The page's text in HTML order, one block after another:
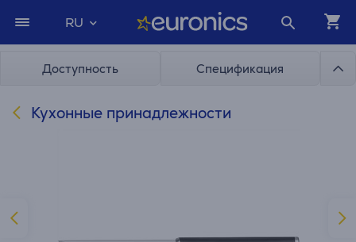
RU
Доступность Спецификация
Кухонные принадлежности